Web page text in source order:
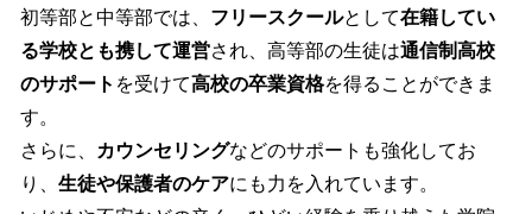
初等部と中等部では、 フリースクールとして在籍してい
る学校とも携して運営され、高等部の生徒は通信制高校
のサポート を受けて高校の卒業資格を得ることができま
す。
さらに、
カウンセリングなどのサポートも強化してお
り、 生徒や保護者のケアにも力を入れています。